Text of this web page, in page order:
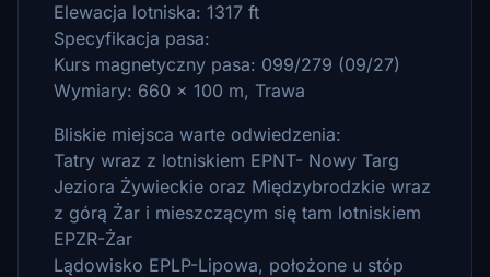
Elewacja lotniska: 1317 ft
Specyfikacja pasa:
Kurs magnetyczny pasa: 099/279 (09/27)
Wymiary: 660 x 100 m, Trawa
Bliskie miejsca warte odwiedzenia:
Tatry wraz z lotniskiem EPNT- Nowy Targ
Jeziora Żywieckie oraz Międzybrodzkie wraz
z górą Żar i mieszczącym się tam lotniskiem
EPZR-Żar
Lądowisko EPLP-Lipowa, położone u stóp